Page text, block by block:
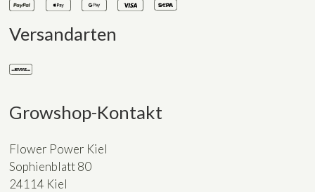
Versandarten
Growshop-Kontakt
Flower Power Kiel
Sophienblatt 80
24114 Kiel